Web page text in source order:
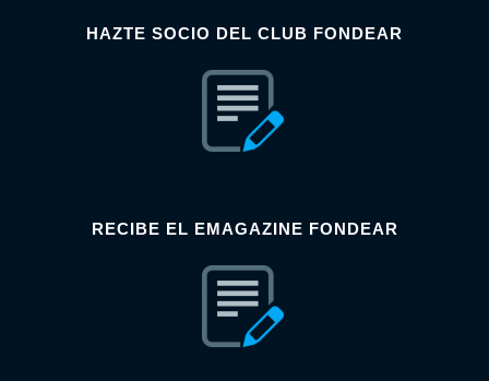
HAZTE SOCIO DEL CLUB FONDEAR
RECIBE EL EMAGAZINE FONDEAR